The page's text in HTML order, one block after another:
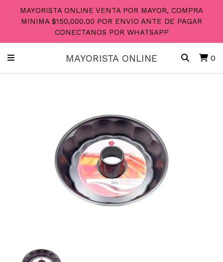
MAYORISTA ONLINE VENTA POR MAYOR, COMPRA
MINIMA $150,000.00 POR ENVIO ANTE DE PAGAR
CONECTANOS POR WHATSAPP
MAYORISTA ONLINE 0